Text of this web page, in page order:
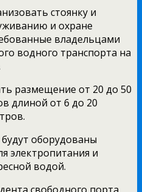
стоянку и
и охране
владельцами
водного транспорта на
размещение от 20 до 50
длиной от 6 до 20
будут оборудованы
электропитания и
водой.